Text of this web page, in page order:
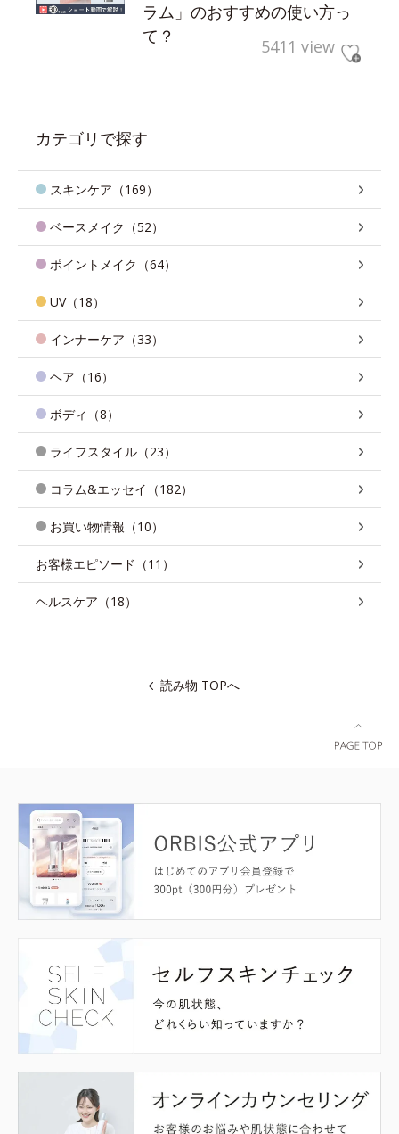
ラム」のおすすめの使い方っ
て？
5411 view
カテゴリで探す
スキンケア（169）
ベースメイク（52）
ポイントメイク（64）
UV（18）
インナーケア（33）
ヘア（16）
ボディ（8）
ライフスタイル（23）
コラム&エッセイ（182）
お買い物情報（10）
お客様エピソード（11）
ヘルスケア（18）
読み物 TOPへ